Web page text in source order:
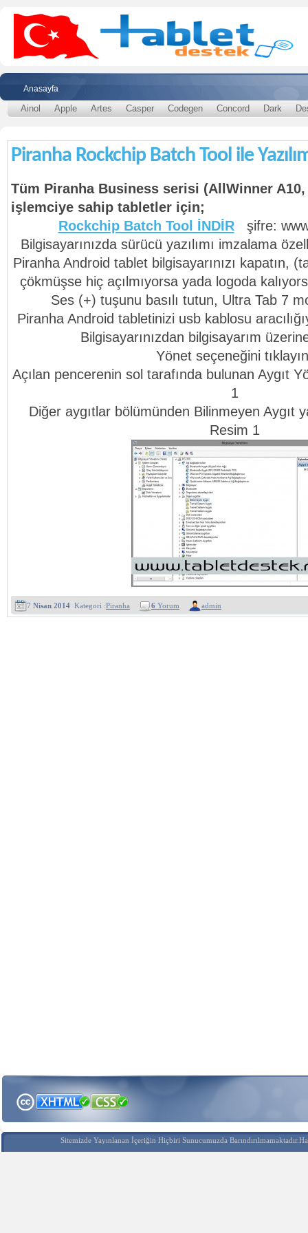
Anasayfa
Ainol Apple Artes Casper Codegen Concord Dark
Piranha Rockchip Batch Tool ile
Tüm Piranha Business serisi (AllWinner
işlemciye sahip tabletler için;
Rockchip Batch Tool İNDİRşifre:
Bilgisayarınızda sürücü yazılımı imzalama
Piranha Android tablet bilgisayarınızı kapatın,
çökmüşse hiç açılmıyorsa yada logoda
Ses (+) tuşunu basılı tutun, Ultra Tab 7
Piranha Android tabletinizi usb kablosu
Bilgisayarınızdan bilgisayarım
Yönet seçeneğini
Açılan pencerenin sol tarafında bulunan Aygıt
1
Diğer aygıtlar bölümünden Bilinmeyen Aygıt
Resim 1
7 Nisan 2014 Kategori :Piranha 6 Yorum admin
Sitemizde Yayınlanan İçeriğin Hiçbiri Sunucumuzda